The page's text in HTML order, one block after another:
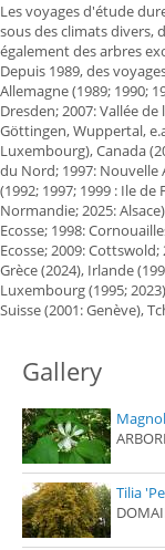
Les voyages d'étude
sous des climats divers,
également des arbres
Depuis 1989, des
Allemagne (1989; 1990;
Dresden; 2007: Vallée
Göttingen, Wuppertal,
Luxembourg), Canada
du Nord; 1997: Nouvelle
(1992; 1997; 1999 : Ile
Normandie; 2025:
Ecosse; 1998:
Ecosse; 2009:
Grèce (2024), Irlande
Luxembourg (1995;
Suisse (2001: Genève),
Gallery
Tilia